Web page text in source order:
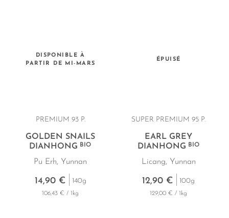
DISPONIBLE À
PARTIR DE MI-MARS
PREMIUM 93 P.
GOLDEN SNAILS
DIANHONGBIO
Pu Erh, Yunnan
14,90 € 140g
106,43 € / 1kg
ÉPUISÉ
SUPER PREMIUM 95 P.
EARL GREY
DIANHONG BIO
Licang, Yunnan
12,90 € 100g
129,00 € / 1kg